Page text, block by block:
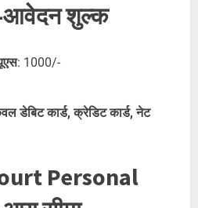
आवेदन शुल्क
: 1000/-
डेबिट कार्ड, क्रेडिट कार्ड, नेट
Personal